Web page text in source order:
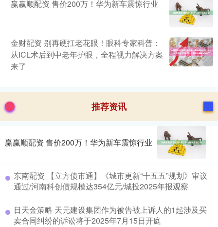
赢赢顺配资 售价200万！华为新车震惊行业
金财配资 别再硬扛老花眼！眼科专家科普：
从ICL术后到中老年护眼，全程视力解决方案
来了
推荐资讯
赢赢顺配资 售价200万！华为新车震惊行业
东南配资 【立方债市通】《城市更新“十五五”规划》审议
通过/河南科创债规模达354亿元/城投2025年报观察
日天金策略 天元建设集团作为被告被上诉人的1起涉及买
卖合同纠纷的诉讼将于2025年7月15日开庭